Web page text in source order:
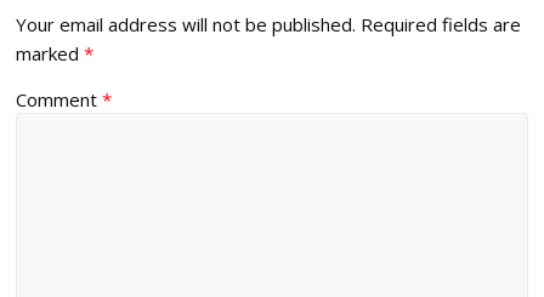
Your email address will not be published. Required fields are
marked*
Comment*